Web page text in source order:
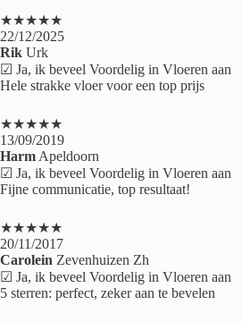
★★★★★
22/12/2025
Rik Urk
☑ Ja, ik beveel Voordelig in Vloeren aan
Hele strakke vloer voor een top prijs
★★★★★
13/09/2019
Harm Apeldoorn
☑ Ja, ik beveel Voordelig in Vloeren aan
Fijne communicatie, top resultaat!
★★★★★
20/11/2017
Carolein Zevenhuizen Zh
☑ Ja, ik beveel Voordelig in Vloeren aan
5 sterren: perfect, zeker aan te bevelen